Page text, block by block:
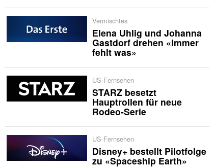
Vermischtes
Elena Uhlig und Johanna
Gastdorf drehen «Immer
fehlt was»
US-Fernsehen
STARZ besetzt
Hauptrollen für neue
Rodeo-Serie
US-Fernsehen
Disney+ bestellt Pilotfolge
zu «Spaceship Earth»